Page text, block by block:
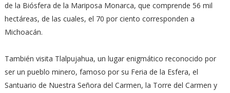
de la Biósfera de la Mariposa Monarca, que comprende 56 mil
hectáreas, de las cuales, el 70 por ciento corresponden a
Michoacán.
También visita Tlalpujahua, un lugar enigmático reconocido por
ser un pueblo minero, famoso por su Feria de la Esfera, el
Santuario de Nuestra Señora del Carmen, la Torre del Carmen y